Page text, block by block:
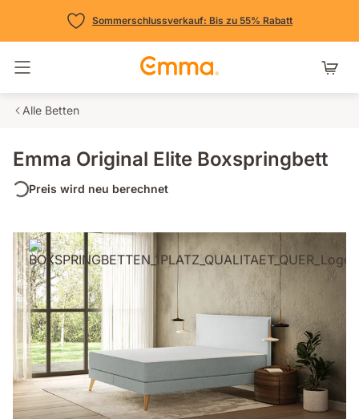
Sommerschlussverkauf: Bis zu 55% Rabatt
Navigation umschalten
Alle Betten
Emma Original Elite Boxspringbett
Preis wird neu berechnet